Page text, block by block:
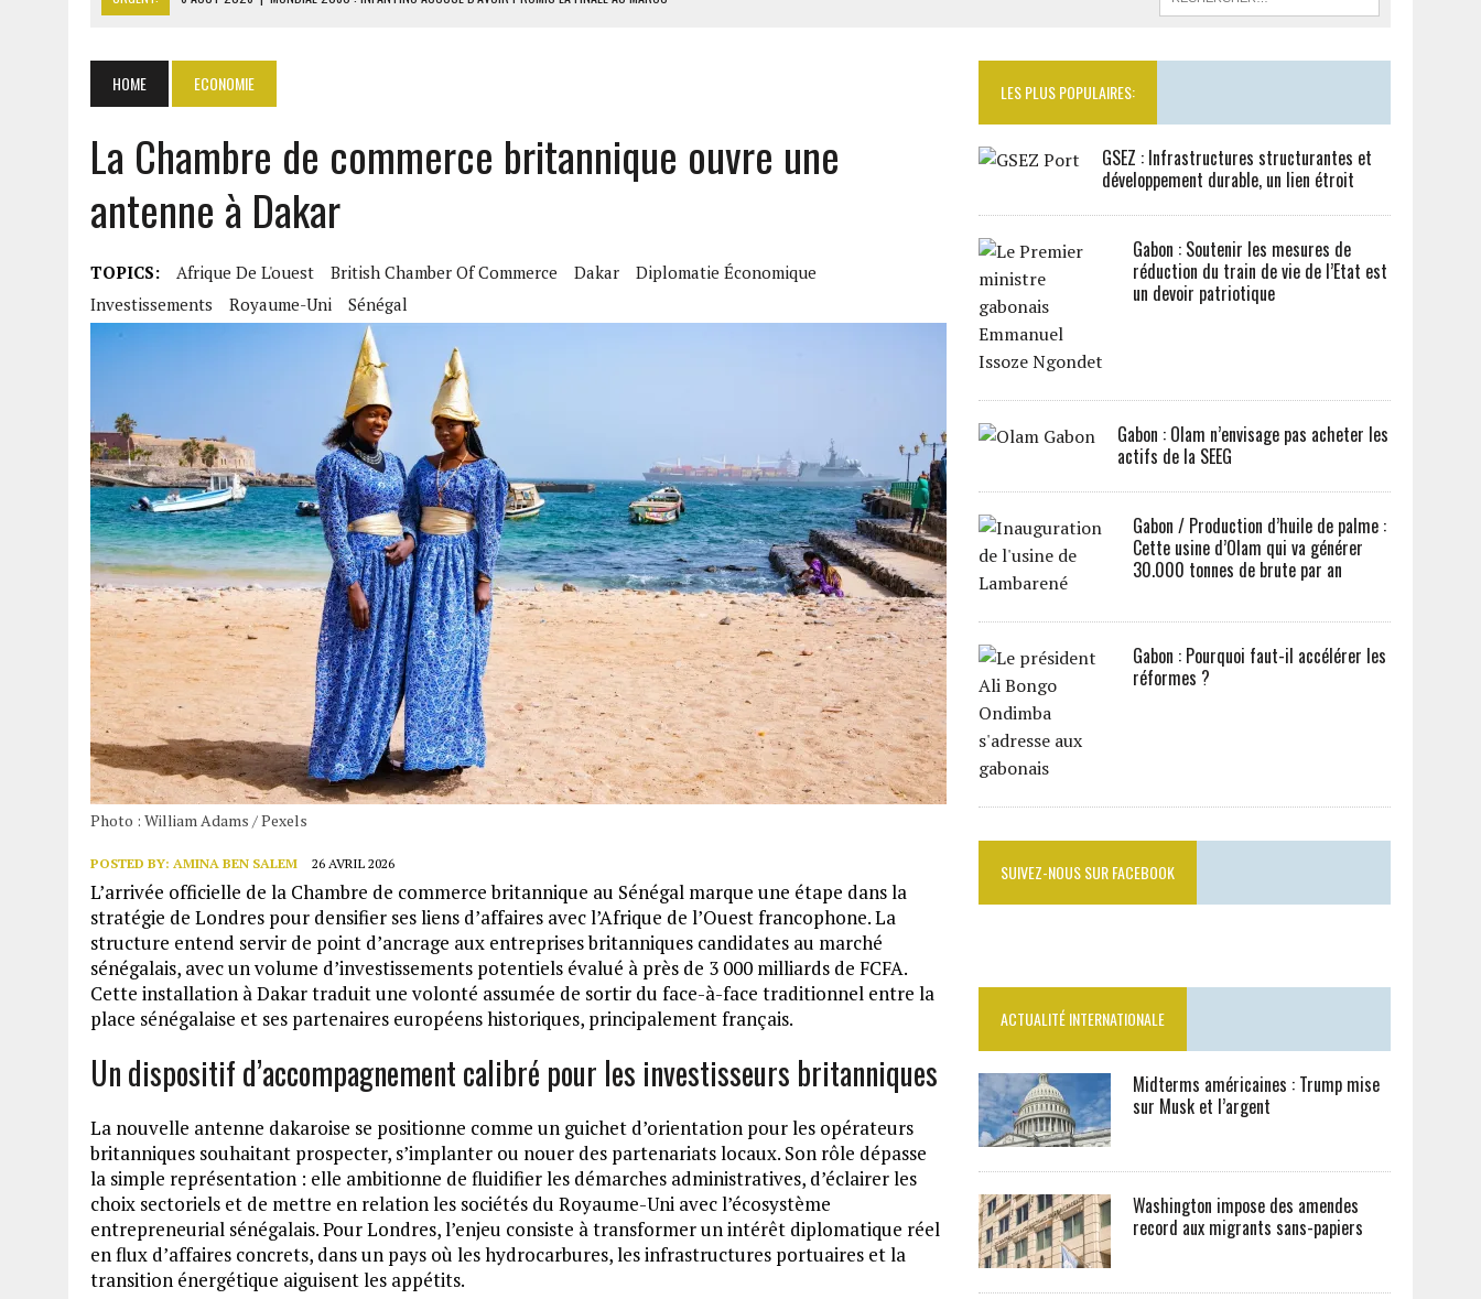
6 AOÛT 2026 | LA BANQUE MONDIALE ACCORDE 340 MILLIARDS FCFA AU SÉNÉGAL
6 AOÛT 2026
CAN FÉMININE : LA CÔTE D’IVOIRE ET L’AFRIQUE DU SUD DÉCROCHENT LEUR QUALIFICATION POUR LES QUARTS DE FINALE
HOME ECONOMIE
La Chambre de commerce britannique ouvre une
antenne à Dakar
TOPICS: Afrique De L'ouest British Chamber Of Commerce Dakar
Diplomatie Économique
Investissements
Royaume-Uni Sénégal
Photo : William Adams / Pexels
POSTED BY: AMINA BEN SALEM 26 AVRIL 2026
L’arrivée officielle de la Chambre de commerce britannique au Sénégal marque une étape dans la
stratégie de Londres pour densifier ses liens d’affaires avec l’Afrique de l’Ouest francophone. La
structure entend servir de point d’ancrage aux entreprises britanniques candidates au marché
sénégalais, avec un volume d’investissements potentiels évalué à près de 3 000 milliards de FCFA.
Cette installation à Dakar traduit une volonté assumée de sortir du face-à-face traditionnel entre la
place sénégalaise et ses partenaires européens historiques, principalement français.
Un dispositif d’accompagnement calibré pour les investisseurs britanniques
La nouvelle antenne dakaroise se positionne comme un guichet d’orientation pour les opérateurs
britanniques souhaitant prospecter, s’implanter ou nouer des partenariats locaux. Son rôle dépasse
la simple représentation : elle ambitionne de fluidifier les démarches administratives, d’éclairer les
choix sectoriels et de mettre en relation les sociétés du Royaume-Uni avec l’écosystème
entrepreneurial sénégalais. Pour Londres, l’enjeu consiste à transformer un intérêt diplomatique réel
en flux d’affaires concrets, dans un pays où les hydrocarbures, les infrastructures portuaires et la
transition énergétique aiguisent les appétits.
LES PLUS POPULAIRES:
GSEZ : Infrastructures structurantes et
développement durable, un lien étroit
Gabon : Soutenir les mesures de
réduction du train de vie de l’Etat est
un devoir patriotique
Gabon : Olam n’envisage pas acheter les
actifs de la SEEG
Gabon / Production d’huile de palme :
Cette usine d’Olam qui va générer
30.000 tonnes de brute par an
Gabon : Pourquoi faut-il accélérer les
réformes ?
SUIVEZ-NOUS SUR FACEBOOK
ACTUALITÉ INTERNATIONALE
Midterms américaines : Trump mise
sur Musk et l’argent
Washington impose des amendes
record aux migrants sans-papiers